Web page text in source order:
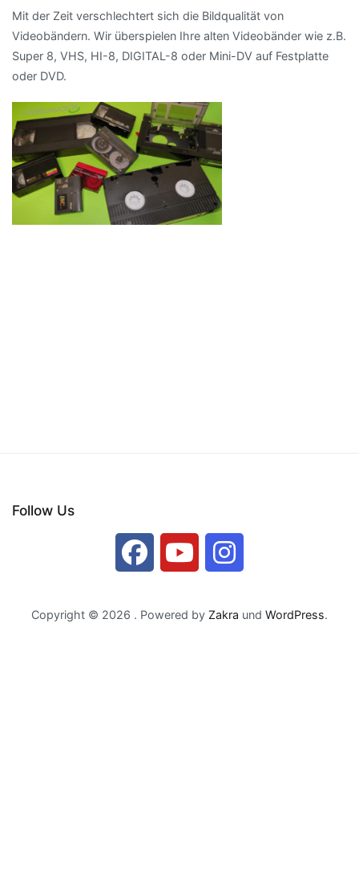
Mit der Zeit verschlechtert sich die Bildqualität von
Videobändern. Wir überspielen Ihre alten Videobänder wie z.B.
Super 8, VHS, HI-8, DIGITAL-8 oder Mini-DV auf Festplatte
oder DVD.
Follow Us
Copyright © 2026 . Powered by Zakra und WordPress.